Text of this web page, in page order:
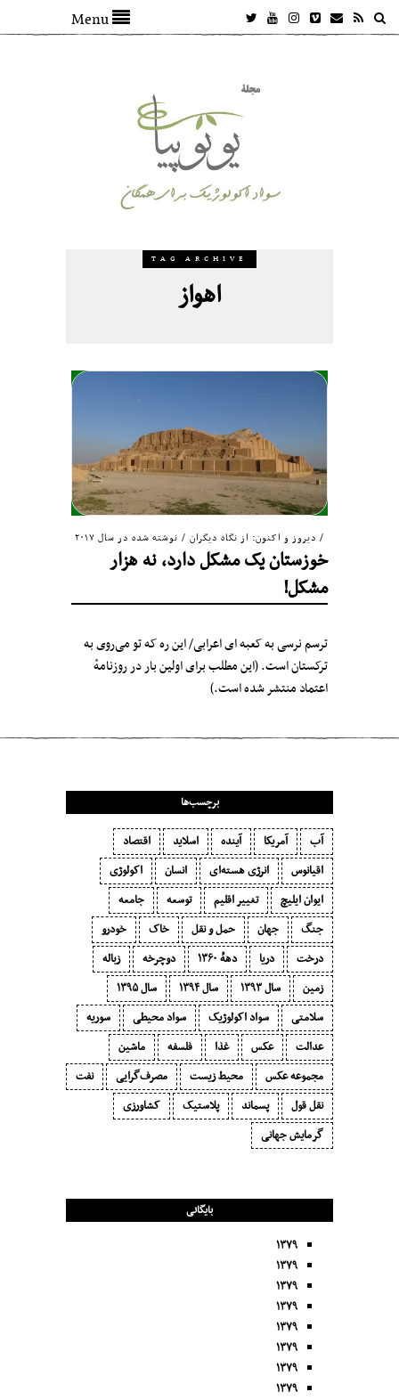
Menu
TAG ARCHIVE
اهواز
دیروز و اکنون: از نگاه دیگران / نوشته شده در سال ۲۰۱۷
خوزستان یک مشکل دارد، نه هزار
مشکل!
ترسم نرسی به کعبه ای اعرابی/ این ره که تو می‌روی به
ترکستان است. (این مطلب برای اولین بار در روزنامهٔ
اعتماد منتشر شده است.)
برچسب‌ها
آب آمریکا آینده اسلاید
اقتصاد
اقیانوس
انرژی هسته‌ای انسان
اکولوژی
ایوان ایلیچ
تغییر اقلیم توسعه
جامعه
جنگ
جهان حمل و نقل خاک
خودرو
درخت
دریا دههٔ ۱‍۳۶۰ دوچرخه
زباله
زمین
سال ۱۳۹۳ سال ۱۳۹۴
سال ۱۳۹۵
سلامتی
سواد اکولوژیک سواد محیطی
سوریه
عدالت
عکس غذا فلسفه
ماشین
مجموعه عکس
محیط زیست مصرف‌گرایی‬
نفت
نقل قول
پسماند پلاستیک
کشاورزی
گرمایش جهانی
بایگانی
۱۳۷۹
۱۳۷۹
۱۳۷۹
۱۳۷۹
۱۳۷۹
۱۳۷۹
۱۳۷۹
۱۳۷۹